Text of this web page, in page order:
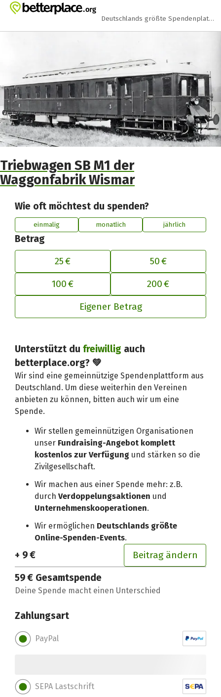
Zum Hauptinhalt springen
Erklärung zur Barrierefreiheit anzeigen
Deutschlands größte Spendenplattform
Triebwagen SB M1 der
Waggonfabrik Wismar
Wie oft möchtest du spenden?
einmalig monatlich jährlich
Betrag
25 €
50 €
100 € 200 €
Eigener Betrag
Unterstützt dufreiwillig auch
betterplace.org? 💚
Wir sind eine gemeinnützige Spendenplattform aus
Deutschland. Um diese weiterhin den Vereinen
anbieten zu können, bitten auch wir um eine
Spende.
Wir stellen gemeinnützigen Organisationen
unser Fundraising-Angebot komplett
kostenlos zur Verfügung und stärken so die
Zivilgesellschaft.
Wir machen aus einer Spende mehr: z.B.
durchVerdoppelungsaktionen und
Unternehmenskooperationen.
Wir ermöglichen Deutschlands größte
Online-Spenden-Events.
+ 9 € Beitrag ändern
Deinen Beitrag an betterplace
59 € Gesamtspende
Deine Spende macht einen Unterschied
Zahlungsart
PayPal
SEPA Lastschrift